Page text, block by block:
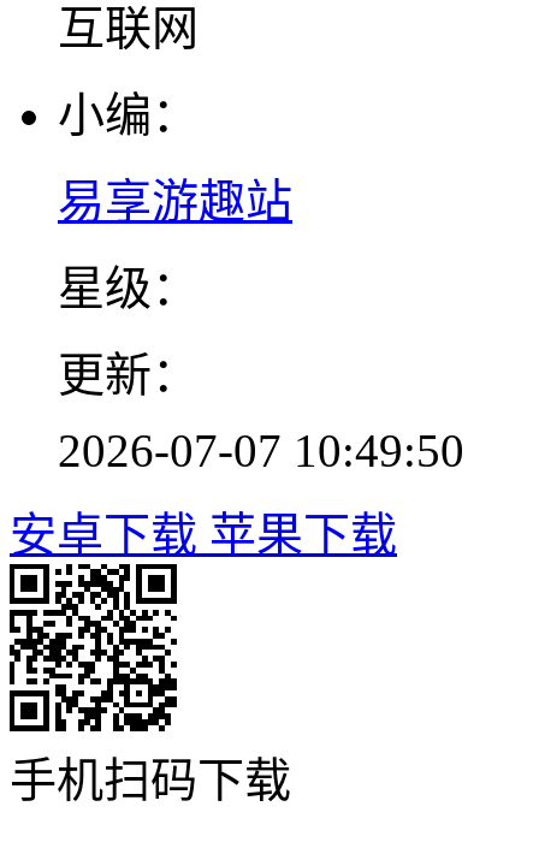
互联网
小编：
易享游趣站
星级：
更新：
2026-07-07 10:49:50
安卓下载 苹果下载
手机扫码下载